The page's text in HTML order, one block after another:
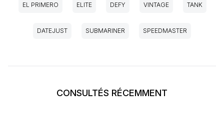
EL PRIMERO ELITE DEFY VINTAGE TANK
DATEJUST SUBMARINER SPEEDMASTER
CONSULTÉS RÉCEMMENT